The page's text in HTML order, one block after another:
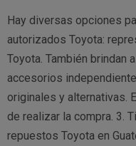
Hay diversas opciones
autorizados Toyota:
Toyota. También
accesorios
originales y alternativas.
de realizar la compra. 3.
repuestos Toyota en